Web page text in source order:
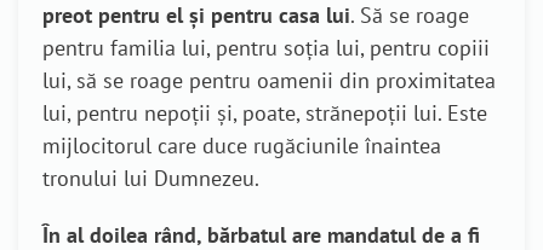
preot pentru el și pentru casa lui. Să se roage
pentru familia lui, pentru soția lui, pentru copiii
lui, să se roage pentru oamenii din proximitatea
lui, pentru nepoții și, poate, strănepoții lui. Este
mijlocitorul care duce rugăciunile înaintea
tronului lui Dumnezeu.
În al doilea rând, bărbatul are mandatul de a fi